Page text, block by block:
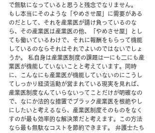
で無駄になっていると思うと残念でなりません。
もし本当にそのような「やめさせ屋」に需要がある
のだとして、それを産業医が請け負っているのな
ら、その産業医は産業医の他、「やめさせ屋」とし
ても働いているわけで、それに報酬をもらって機能
しているのならそれはそれでよいのではないでしょ
うか。 私自身は産業医制度の課題は一にも二にも産
業医が機能していないことと考えています。同時
に、こんなにも産業医が機能していないのにこうし
てしっかり経済活動が営まれている現実を見れば、
産業医制度なんていらないってことだけが明確なの
で、なにか法的な措置でブラック産業医を根絶やし
にしたいと考えるなら、産業医制度そのものをなく
すのが最も効率的な解決策だと考えます。この方法
なら最も無駄なコストを節約できます。 弁護士たち